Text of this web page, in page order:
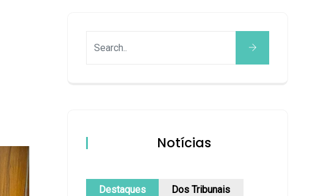
Notícias
Destaques Dos Tribunais